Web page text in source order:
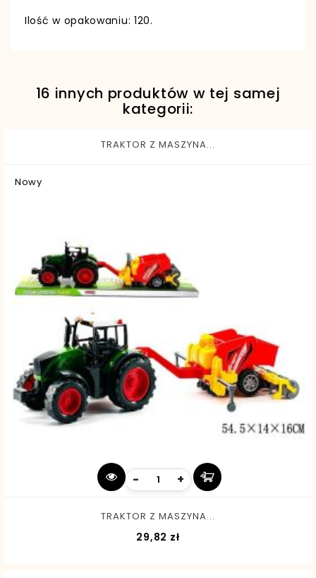
Ilość w opakowaniu: 120.
EAN13 5902082933502
16 innych produktów w tej samej
kategorii:
TRAKTOR Z MASZYNA...
Nowy
- +
TRAKTOR Z MASZYNA...
29,82 zł